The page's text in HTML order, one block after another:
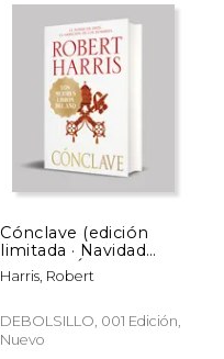
15%
dcto.
Cónclave (edición
limitada · Navidad
Grandes Éxitos) (en
spa)
Harris, Robert
DEBOLSILLO, 001 Edición,
Nuevo